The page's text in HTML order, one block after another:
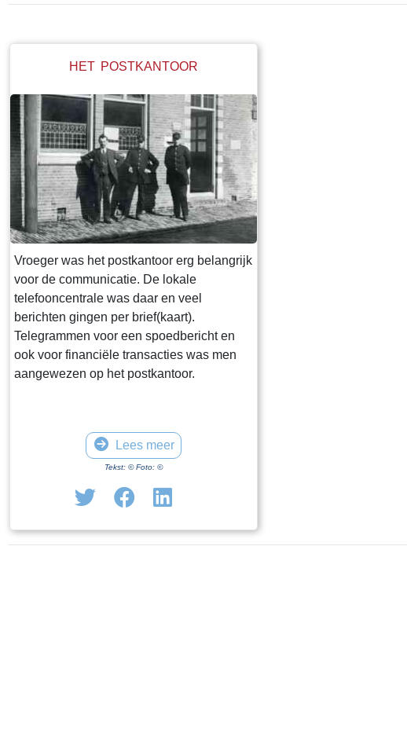
HET POSTKANTOOR
Vroeger was het postkantoor erg belangrijk
voor de communicatie. De lokale
telefooncentrale was daar en veel
berichten gingen per brief(kaart).
Telegrammen voor een spoedbericht en
ook voor financiële transacties was men
aangewezen op het postkantoor.
Lees meer
Tekst: © Foto: ©